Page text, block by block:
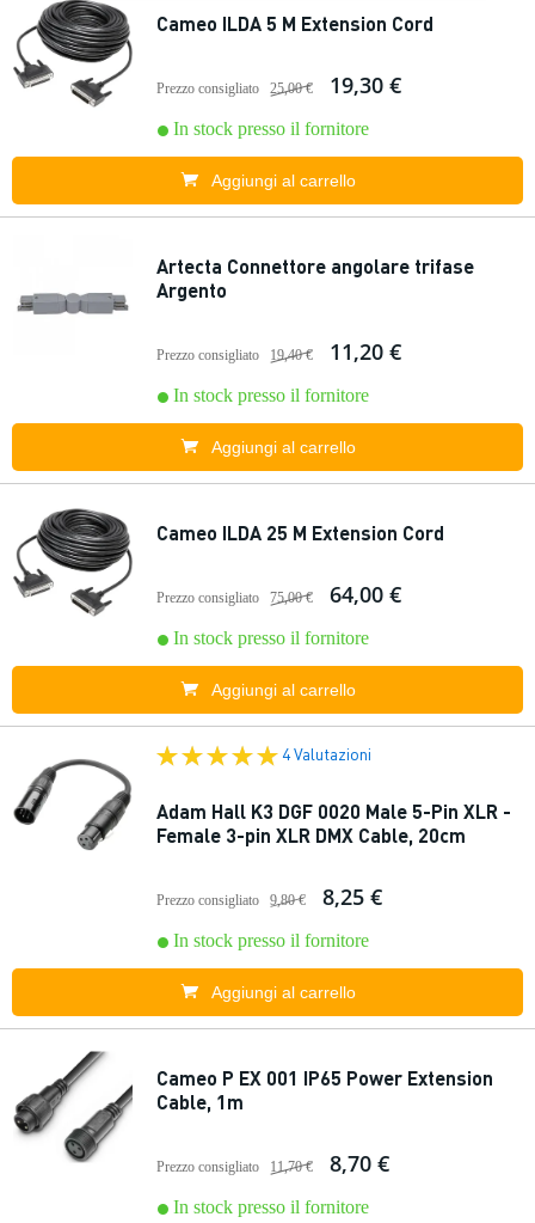
Cameo ILDA 5 M Extension Cord
Prezzo consigliato 25,00 € 19,30 €
In stock presso il fornitore
Aggiungi al carrello
Artecta Connettore angolare trifase
Argento
Prezzo consigliato 19,40 € 11,20 €
In stock presso il fornitore
Aggiungi al carrello
Cameo ILDA 25 M Extension Cord
Prezzo consigliato 75,00 € 64,00 €
In stock presso il fornitore
Aggiungi al carrello
4 Valutazioni
Adam Hall K3 DGF 0020 Male 5-Pin XLR -
Female 3-pin XLR DMX Cable, 20cm
Prezzo consigliato 9,80 € 8,25 €
In stock presso il fornitore
Aggiungi al carrello
Cameo P EX 001 IP65 Power Extension
Cable, 1m
Prezzo consigliato 11,70 € 8,70 €
In stock presso il fornitore